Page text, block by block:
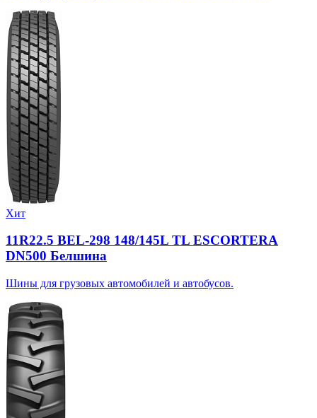
Хит
11R22.5 BEL-298 148/145L TL ESCORTERA
DN500 Белшина
Шины для грузовых автомобилей и автобусов.